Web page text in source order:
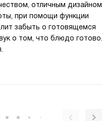
отличным дизайном
при помощи функции
забыть о готовящемся
о том, что блюдо готово.